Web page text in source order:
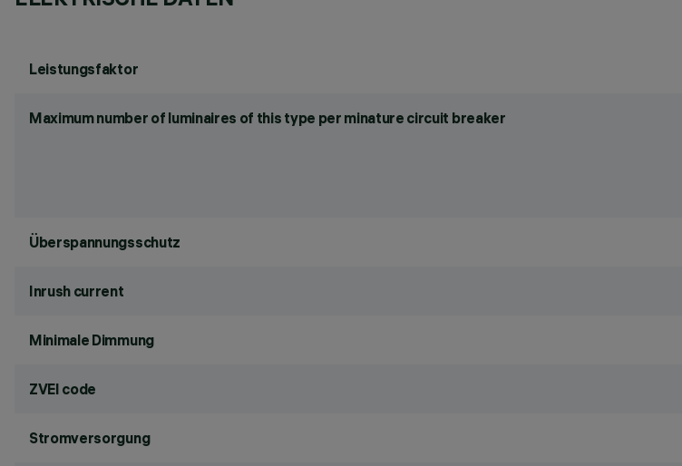
Leistungsfaktor
Maximum number of luminaires of this type per minature circuit breaker
Überspannungsschutz
Inrush current
Minimale Dimmung
ZVEI code
Stromversorgung